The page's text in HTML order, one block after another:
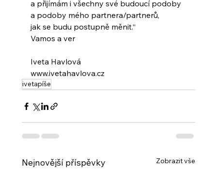
a přijímám i všechny své budoucí podoby
a podoby mého partnera/partnerů,
jak se budu postupně měnit.“
Vamos a ver
Iveta Havlová
www.ivetahavlova.cz
ivetapíše
Nejnovější příspěvky Zobrazit vše